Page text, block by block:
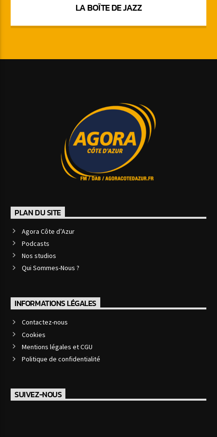
LA BOÎTE DE JAZZ
PLAN DU SITE
Agora Côte d’Azur
Podcasts
Nos studios
Qui Sommes-Nous ?
INFORMATIONS LÉGALES
Contactez-nous
Cookies
Mentions légales et CGU
Politique de confidentialité
SUIVEZ-NOUS